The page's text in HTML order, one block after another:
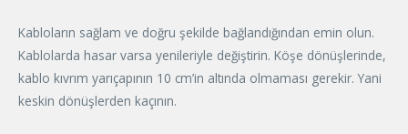
Kabloların sağlam ve doğru şekilde bağlandığından emin olun.
Kablolarda hasar varsa yenileriyle değiştirin. Köşe dönüşlerinde,
kablo kıvrım yarıçapının 10 cm’in altında olmaması gerekir. Yani
keskin dönüşlerden kaçının.